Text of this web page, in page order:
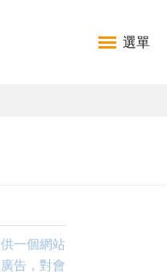
選單
一個網站
告，對會